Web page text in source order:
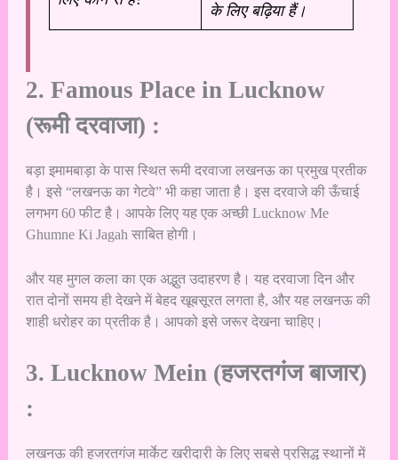
के लिए बढ़िया हैं।
2. Famous Place in Lucknow
(रूमी दरवाजा) :
बड़ा इमामबाड़ा के पास स्थित रूमी दरवाजा लखनऊ का प्रमुख प्रतीक
है। इसे “लखनऊ का गेटवे” भी कहा जाता है। इस दरवाजे की ऊँचाई
लगभग 60 फीट है। आपके लिए यह एक अच्छी Lucknow Me
Ghumne Ki Jagah साबित होगी।
और यह मुगल कला का एक अद्भुत उदाहरण है। यह दरवाजा दिन और
रात दोनों समय ही देखने में बेहद खूबसूरत लगता है, और यह लखनऊ की
शाही धरोहर का प्रतीक है। आपको इसे जरूर देखना चाहिए।
3. Lucknow Mein (हजरतगंज बाजार)
:
लखनऊ की हजरतगंज मार्केट खरीदारी के लिए सबसे प्रसिद्ध स्थानों में